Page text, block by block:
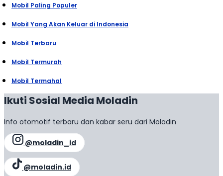
Mobil Paling Populer
Mobil Yang Akan Keluar di Indonesia
Mobil Terbaru
Mobil Termurah
Mobil Termahal
Ikuti Sosial Media Moladin
Info otomotif terbaru dan kabar seru dari Moladin
@moladin_id
@moladin.id